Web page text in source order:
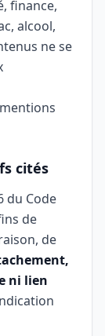
finance,
alcool,
ne se
cités
du Code
de
de
ni lien